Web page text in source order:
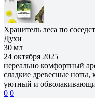
Хранитель леса по
Духи
30 мл
24 октября 2025
нереально комфортный
сладкие древесные ноты,
уютный и
0 0